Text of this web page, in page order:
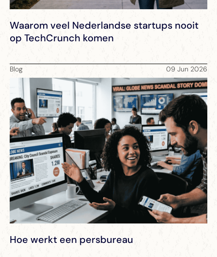
Waarom veel Nederlandse startups nooit
op TechCrunch komen
Blog 09 Jun 2026
Hoe werkt een persbureau